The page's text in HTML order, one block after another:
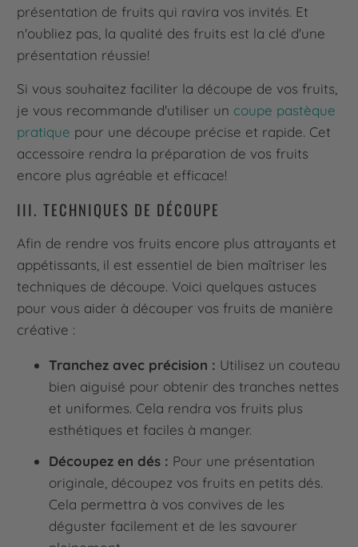
présentation de fruits qui ravira vos invités. Et
n'oubliez pas, la qualité des fruits est la clé d'une
présentation réussie!
Si vous souhaitez faciliter la découpe de vos fruits,
je vous recommande d'utiliser un coupe pastèque
pratique pour une découpe précise et rapide. Cet
accessoire rendra la préparation de vos fruits
encore plus agréable et efficace!
III. TECHNIQUES DE DÉCOUPE
Afin de rendre vos fruits encore plus attrayants et
appétissants, il est essentiel de bien maîtriser les
techniques de découpe. Voici quelques astuces
pour vous aider à découper vos fruits de manière
créative :
Tranchez avec précision : Utilisez un couteau
bien aiguisé pour obtenir des tranches nettes
et uniformes. Cela rendra vos fruits plus
esthétiques et faciles à manger.
Découpez en dés : Pour une présentation
originale, découpez vos fruits en petits dés.
Cela permettra à vos convives de les
déguster facilement et de les savourer